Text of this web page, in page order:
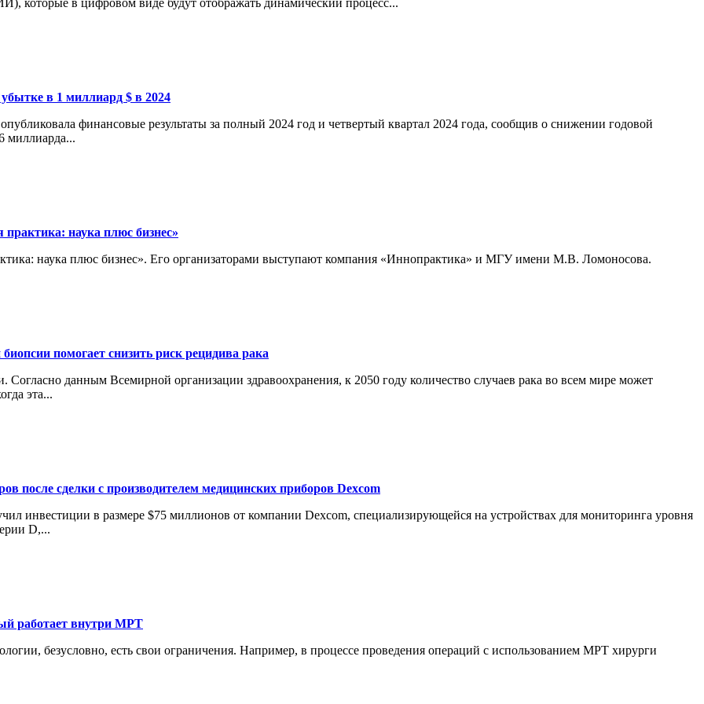
которые в цифровом виде будут отображать динамический процесс...
в 1 миллиард $ в 2024
финансовые результаты за полный 2024 год и четвертый квартал 2024 года, сообщив о снижении годовой
миллиарда...
наука плюс бизнес»
наука плюс бизнес». Его организаторами выступают компания «Иннопрактика» и МГУ имени М.В. Ломоносова.
помогает снизить риск рецидива рака
данным Всемирной организации здравоохранения, к 2050 году количество случаев рака во всем мире может
эта...
после сделки с производителем медицинских приборов Dexcom
инвестиции в размере $75 миллионов от компании Dexcom, специализирующейся на устройствах для мониторинга уровня
D,...
работает внутри МРТ
безусловно, есть свои ограничения. Например, в процессе проведения операций с использованием МРТ хирурги